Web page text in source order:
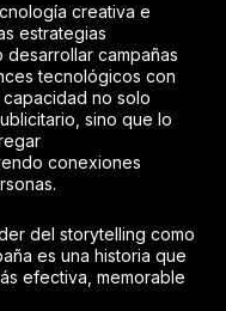
creativa e
estrategias
campañas
tecnológicos con
capacidad no solo
sino que lo
conexiones
del storytelling como
es una historia que
efectiva, memorable